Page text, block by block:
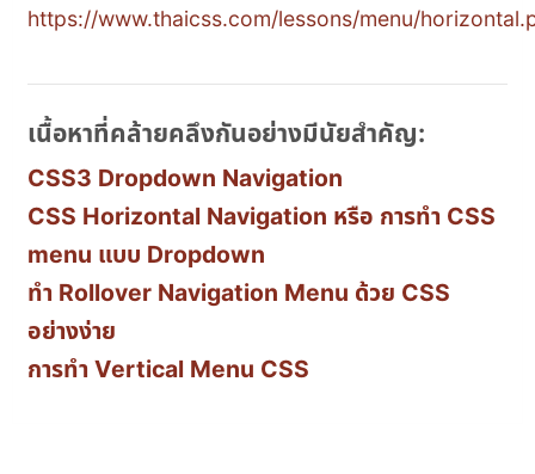
https://www.thaicss.com/lessons/menu/
เนื้อหาที่คล้ายคลึงกันอย่างมีนัยสำคัญ:
CSS3 Dropdown Navigation
CSS Horizontal Navigation หรือ การทำ CSS
menu แบบ Dropdown
ทำ Rollover Navigation Menu ด้วย CSS
อย่างง่าย
การทำ Vertical Menu CSS